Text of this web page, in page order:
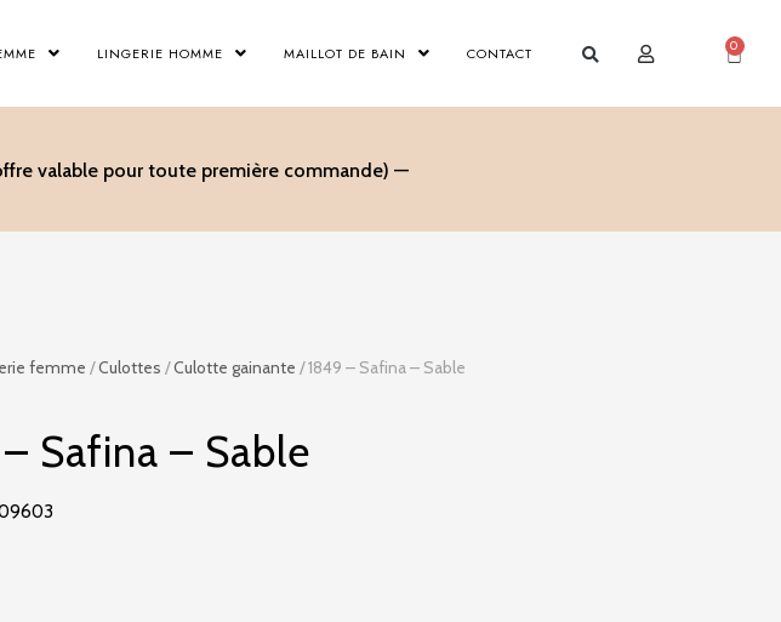
LINGERIE HOMME MAILLOT DE BAIN CONTACT 0
Panier
valable pour toute première commande) —
femme /Culottes /Culotte gainante / 1849 – Safina – Sable
Safina – Sable